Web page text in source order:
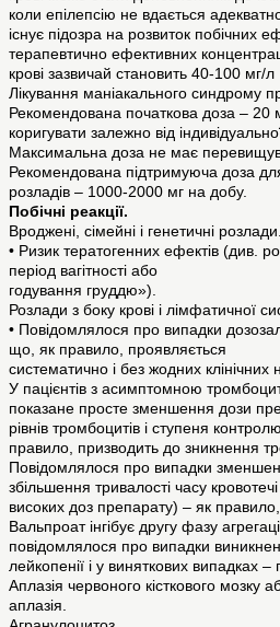
коли епілепсію не вдається
існує підозра на розвиток побічних
терапевтично ефективних
крові зазвичай становить 40-100
Лікування маніакального синдрому
Рекомендована початкова доза – 20
коригувати залежно від індивідуальної
Максимальна доза не має
Рекомендована підтримуюча доза
розладів – 1000-2000 мг на добу.
Побічні реакції.
Вроджені, сімейні і генетичні розлади.
• Ризик тератогенних ефектів (див.
період вагітності або
годування груддю»).
Розлади з боку крові і лімфатичної
• Повідомлялося про випадки
що, як правило, проявляється
систематично і без жодних клінічних
У пацієнтів з асимптомною
показане просте зменшення дози
рівнів тромбоцитів і ступеня
правило, призводить до зникнення
Повідомлялося про випадки
збільшення тривалості часу
високих доз препарату) – як правило,
Вальпроат інгібує другу фазу
повідомлялося про випадки
лейкопенії і у виняткових випадках –
Аплазія червоного кісткового мозку
аплазія.